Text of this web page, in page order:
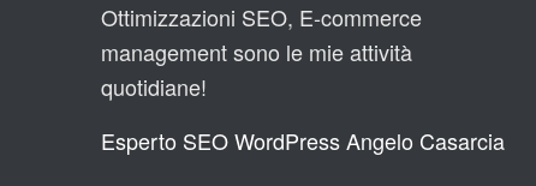
Ottimizzazioni SEO, E-commerce
management sono le mie attività
quotidiane!
Esperto SEO WordPress Angelo Casarcia